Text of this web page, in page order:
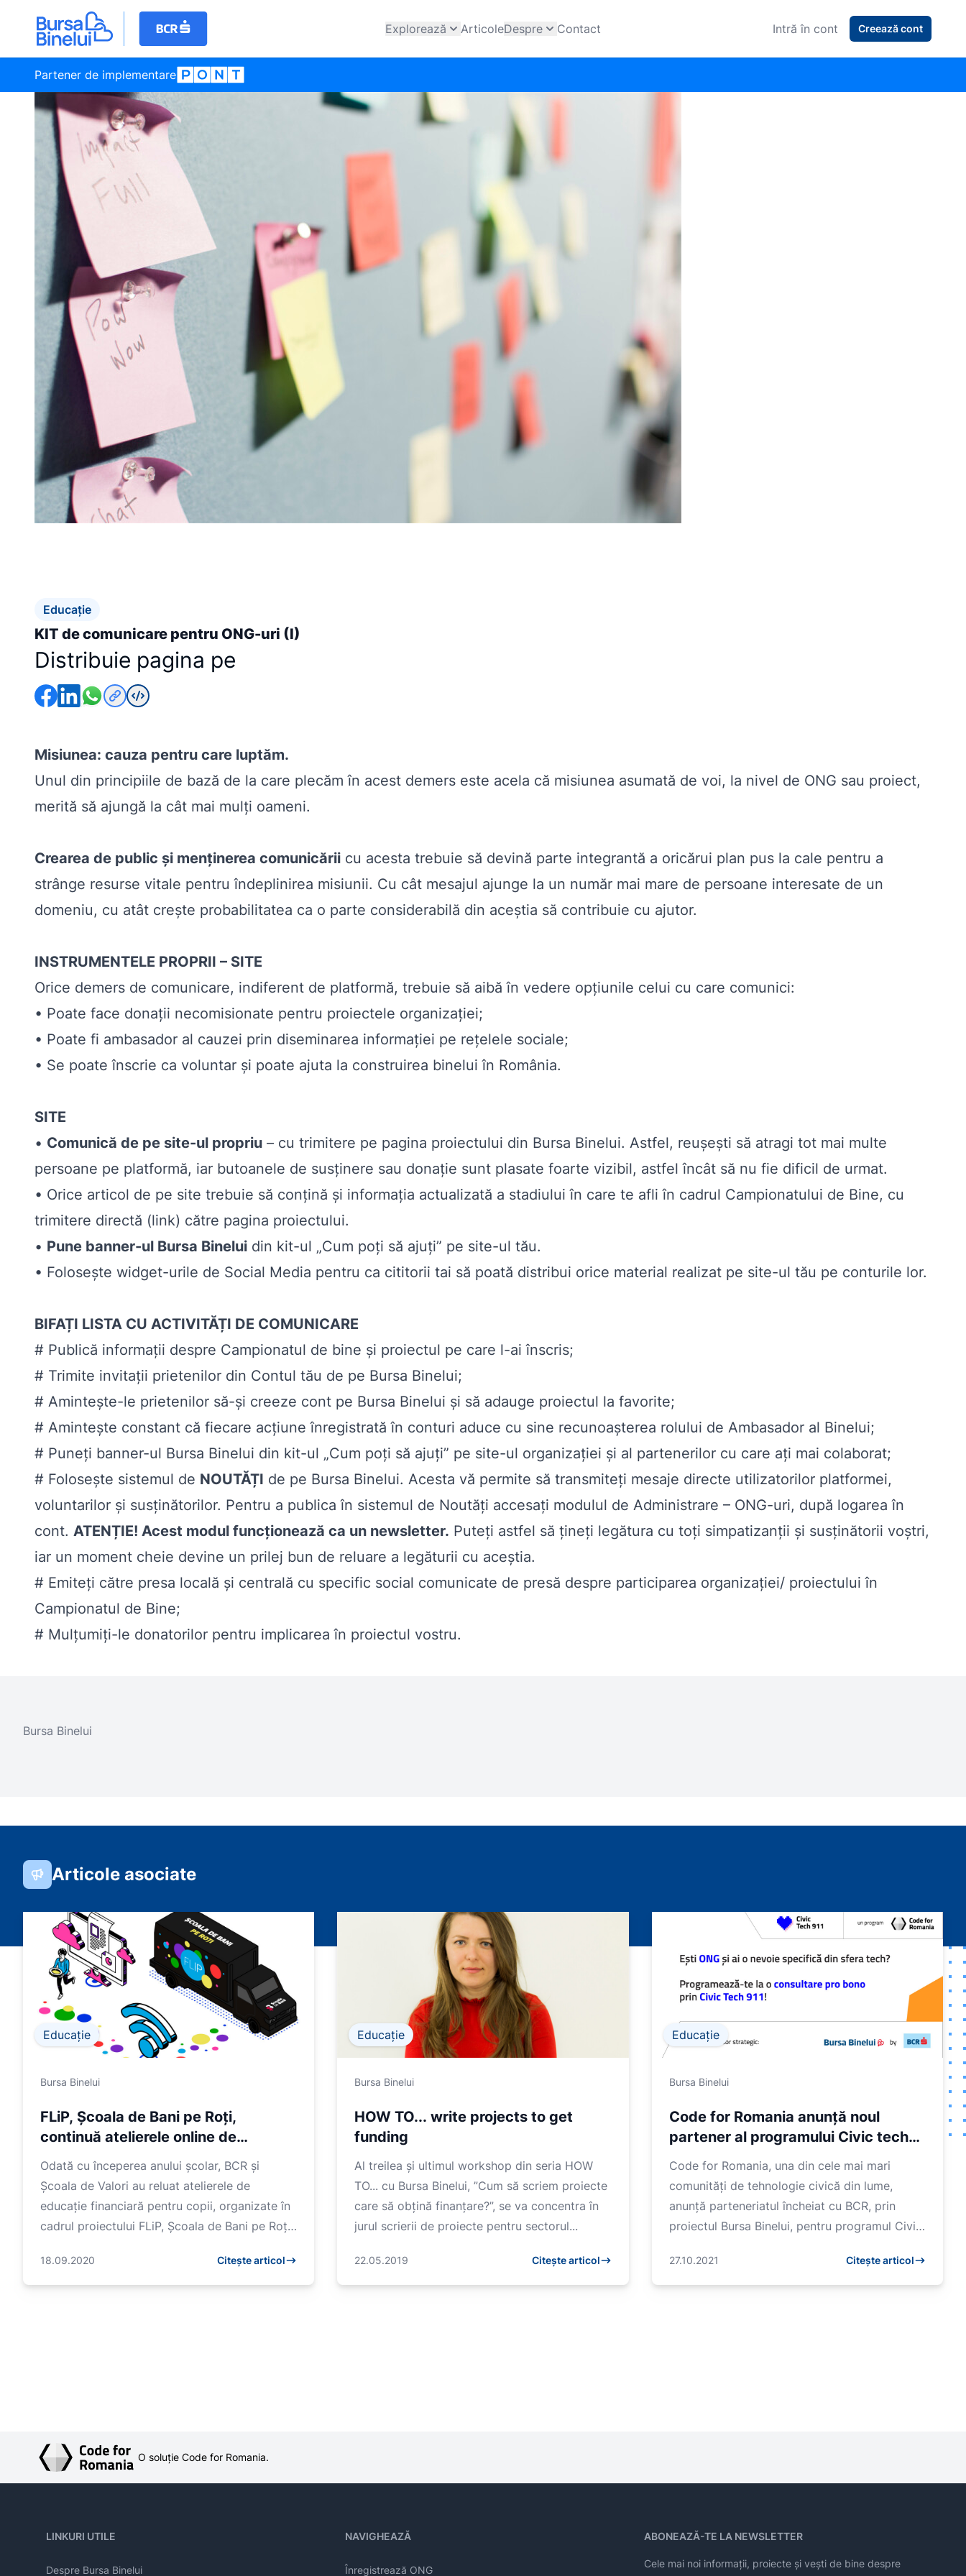
Explorează ArticoleDespre Contact Intră în cont Creează cont
Partener de implementare
Educație
KIT de comunicare pentru ONG-uri (I)
Distribuie pagina pe
Misiunea: cauza pentru care luptăm.
Unul din principiile de bază de la care plecăm în acest demers este acela că misiunea asumată de voi, la nivel de ONG sau proiect,
merită să ajungă la cât mai mulți oameni.
Crearea de public și menținerea comunicării cu acesta trebuie să devină parte integrantă a oricărui plan pus la cale pentru a
strânge resurse vitale pentru îndeplinirea misiunii. Cu cât mesajul ajunge la un număr mai mare de persoane interesate de un
domeniu, cu atât crește probabilitatea ca o parte considerabilă din aceștia să contribuie cu ajutor.
INSTRUMENTELE PROPRII – SITE
Orice demers de comunicare, indiferent de platformă, trebuie să aibă în vedere opțiunile celui cu care comunici:
• Poate face donații necomisionate pentru proiectele organizației;
• Poate fi ambasador al cauzei prin diseminarea informației pe rețelele sociale;
• Se poate înscrie ca voluntar și poate ajuta la construirea binelui în România.
SITE
• Comunică de pe site-ul propriu – cu trimitere pe pagina proiectului din Bursa Binelui. Astfel, reușești să atragi tot mai multe
persoane pe platformă, iar butoanele de susținere sau donație sunt plasate foarte vizibil, astfel încât să nu fie dificil de urmat.
• Orice articol de pe site trebuie să conțină și informația actualizată a stadiului în care te afli în cadrul Campionatului de Bine, cu
trimitere directă (link) către pagina proiectului.
• Pune banner-ul Bursa Binelui din kit-ul „Cum poți să ajuți” pe site-ul tău.
• Folosește widget-urile de Social Media pentru ca cititorii tai să poată distribui orice material realizat pe site-ul tău pe conturile lor.
BIFAȚI LISTA CU ACTIVITĂȚI DE COMUNICARE
# Publică informații despre Campionatul de bine și proiectul pe care l-ai înscris;
# Trimite invitații prietenilor din Contul tău de pe Bursa Binelui;
# Amintește-le prietenilor să-și creeze cont pe Bursa Binelui și să adauge proiectul la favorite;
# Amintește constant că fiecare acțiune înregistrată în conturi aduce cu sine recunoașterea rolului de Ambasador al Binelui;
# Puneți banner-ul Bursa Binelui din kit-ul „Cum poți să ajuți” pe site-ul organizației și al partenerilor cu care ați mai colaborat;
# Folosește sistemul de NOUTĂȚI de pe Bursa Binelui. Acesta vă permite să transmiteți mesaje directe utilizatorilor platformei,
voluntarilor și susținătorilor. Pentru a publica în sistemul de Noutăți accesați modulul de Administrare – ONG-uri, după logarea în
cont. ATENȚIE! Acest modul funcționează ca un newsletter. Puteți astfel să țineți legătura cu toți simpatizanții și susținătorii voștri,
iar un moment cheie devine un prilej bun de reluare a legăturii cu aceștia.
# Emiteți către presa locală și centrală cu specific social comunicate de presă despre participarea organizației/ proiectului în
Campionatul de Bine;
# Mulțumiți-le donatorilor pentru implicarea în proiectul vostru.
Bursa Binelui
Articole asociate
Educație
Bursa Binelui
FLiP, Școala de Bani pe Roți,
continuă atelierele online de
educație financiară
Odată cu începerea anului școlar, BCR și
Școala de Valori au reluat atelierele de
educație financiară pentru copii, organizate în
cadrul proiectului FLiP, Școala de Bani pe Roți.
18.09.2020 Citește articol
Educație
Bursa Binelui
HOW TO... write projects to get
funding
Al treilea și ultimul workshop din seria HOW
TO... cu Bursa Binelui, ”Cum să scriem proiecte
care să obțină finanțare?”, se va concentra în
jurul scrierii de proiecte pentru sectorul...
22.05.2019 Citește articol
Educație
Bursa Binelui
Code for Romania anunță noul
partener al programului Civic tech
Code for Romania, una din cele mai mari
comunități de tehnologie civică din lume,
anunță parteneriatul încheiat cu BCR, prin
proiectul Bursa Binelui, pentru programul Civic
27.10.2021 Citește articol
O soluție Code for Romania.
LINKURI UTILE
Despre Bursa Binelui
NAVIGHEAZĂ
Înregistrează ONG
ABONEAZĂ-TE LA NEWSLETTER
Cele mai noi informații, proiecte și vești de bine despre